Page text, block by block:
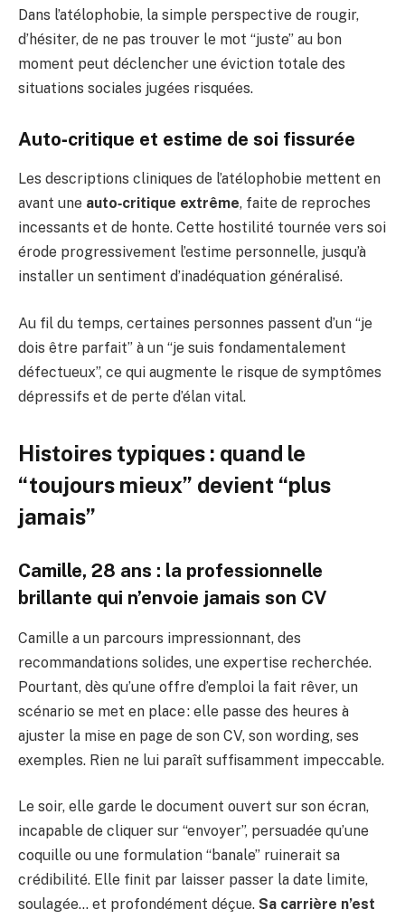
Dans l’atélophobie, la simple perspective de rougir,
d’hésiter, de ne pas trouver le mot “juste” au bon
moment peut déclencher une éviction totale des
situations sociales jugées risquées.
Auto‑critique et estime de soi fissurée
Les descriptions cliniques de l’atélophobie mettent en
avant une auto‑critique extrême, faite de reproches
incessants et de honte. Cette hostilité tournée vers soi
érode progressivement l’estime personnelle, jusqu’à
installer un sentiment d’inadéquation généralisé.
Au fil du temps, certaines personnes passent d’un “je
dois être parfait” à un “je suis fondamentalement
défectueux”, ce qui augmente le risque de symptômes
dépressifs et de perte d’élan vital.
Histoires typiques : quand le
“toujours mieux” devient “plus
jamais”
Camille, 28 ans : la professionnelle
brillante qui n’envoie jamais son CV
Camille a un parcours impressionnant, des
recommandations solides, une expertise recherchée.
Pourtant, dès qu’une offre d’emploi la fait rêver, un
scénario se met en place : elle passe des heures à
ajuster la mise en page de son CV, son wording, ses
exemples. Rien ne lui paraît suffisamment impeccable.
Le soir, elle garde le document ouvert sur son écran,
incapable de cliquer sur “envoyer”, persuadée qu’une
coquille ou une formulation “banale” ruinerait sa
crédibilité. Elle finit par laisser passer la date limite,
soulagée… et profondément déçue. Sa carrière n’est